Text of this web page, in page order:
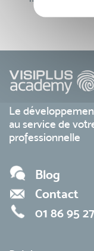
Le
au service de
professionnelle
Blog
Contact
01 86 95